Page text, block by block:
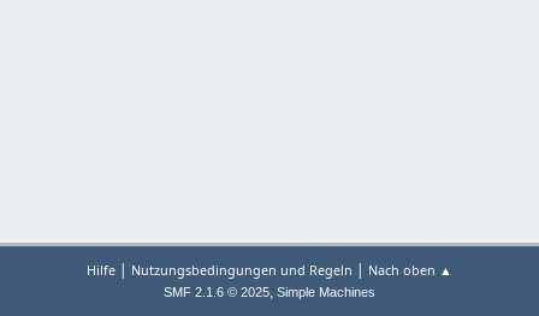
Hilfe | Nutzungsbedingungen und Regeln | Nach oben ▲
SMF 2.1.6 © 2025, Simple Machines